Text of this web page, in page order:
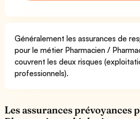
Généralement les assurances de
pour le métier Pharmacien /
couvrent les deux risques
professionnels).
Les assurances prévoyances